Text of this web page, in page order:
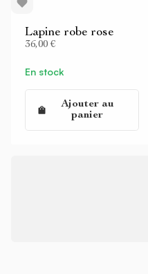
Lapine robe rose
36,00 €
En stock
Ajouter au
panier